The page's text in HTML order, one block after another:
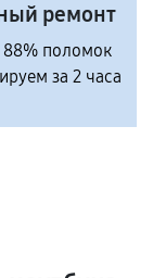
ремонт
88% поломок
за 2 часа